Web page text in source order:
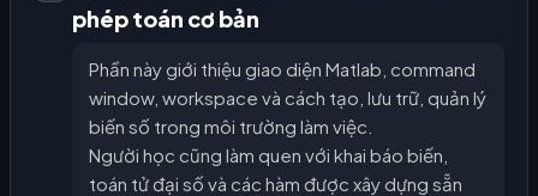
phép toán cơ bản
Phần này giới thiệu giao diện Matlab, command
window, workspace và cách tạo, lưu trữ, quản lý
biến số trong môi trường làm việc.
Người học cũng làm quen với khai báo biến,
toán tử đại số và các hàm được xây dựng sẵn